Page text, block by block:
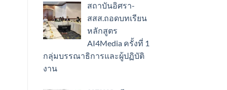
สถาบันอิศรา-
สสส.ถอดบทเรียน
หลักสูตร
AI4Media ครั้งที่ 1
กลุ่มบรรณาธิการและผู้ปฏิบัติ
งาน